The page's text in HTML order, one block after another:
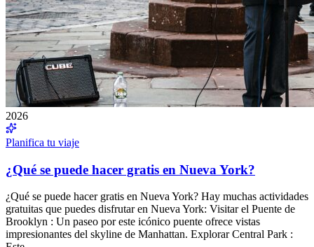
2026
Planifica tu viaje
¿Qué se puede hacer gratis en Nueva York?
¿Qué se puede hacer gratis en Nueva York? Hay muchas actividades
gratuitas que puedes disfrutar en Nueva York: Visitar el Puente de
Brooklyn : Un paseo por este icónico puente ofrece vistas
impresionantes del skyline de Manhattan. Explorar Central Park :